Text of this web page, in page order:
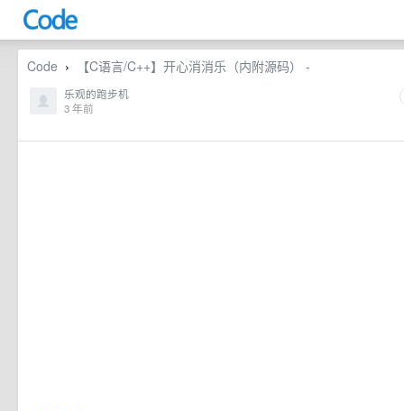
Code › 【C语言/C++】开心消消乐（内附源码） -
乐观的跑步机
3 年前